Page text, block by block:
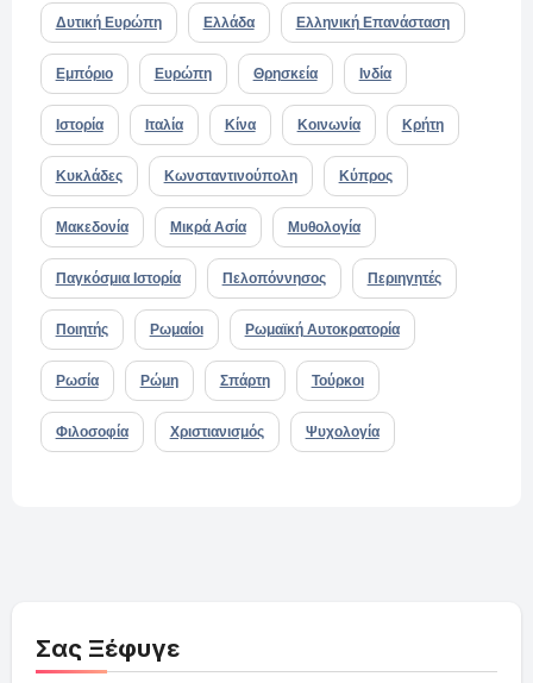
Δυτική Ευρώπη Ελλάδα Ελληνική Επανάσταση
Εμπόριο Ευρώπη Θρησκεία Ινδία
Ιστορία Ιταλία Κίνα Κοινωνία Κρήτη
Κυκλάδες Κωνσταντινούπολη Κύπρος
Μακεδονία Μικρά Ασία Μυθολογία
Παγκόσμια Ιστορία Πελοπόννησος Περιηγητές
Ποιητής Ρωμαίοι Ρωμαϊκή Αυτοκρατορία
Ρωσία Ρώμη Σπάρτη Τούρκοι
Φιλοσοφία Χριστιανισμός Ψυχολογία
Σας Ξέφυγε